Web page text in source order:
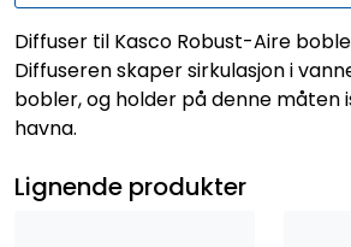
Diffuser til Kasco Robust-Aire
Diffuseren skaper sirkulasjon i
bobler, og holder på denne måten
havna.
Lignende produkter